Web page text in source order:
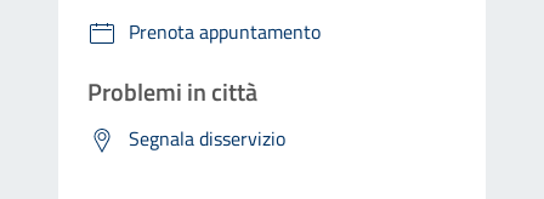
Prenota appuntamento
Problemi in città
Segnala disservizio